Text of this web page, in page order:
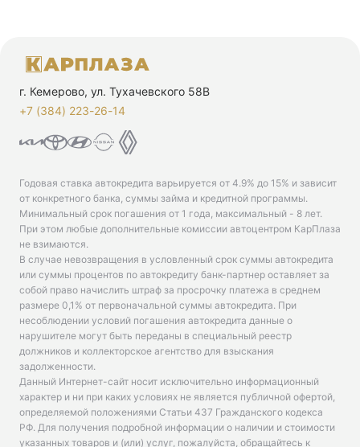
г. Кемерово, ул. Тухачевского 58В
+7 (384) 223-26-14‬
Годовая ставка автокредита варьируется от 4.9% до 15% и зависит
от конкретного банка, суммы займа и кредитной программы.
Минимальный срок погашения от 1 года, максимальный - 8 лет.
При этом любые дополнительные комиссии автоцентром КарПлаза
не взимаются.
В случае невозвращения в условленный срок суммы автокредита
или суммы процентов по автокредиту банк-партнер оставляет за
собой право начислить штраф за просрочку платежа в среднем
размере 0,1% от первоначальной суммы автокредита. При
несоблюдении условий погашения автокредита данные о
нарушителе могут быть переданы в специальный реестр
должников и коллекторское агентство для взыскания
задолженности.
Данный Интернет-сайт носит исключительно информационный
характер и ни при каких условиях не является публичной офертой,
определяемой положениями Статьи 437 Гражданского кодекса
РФ. Для получения подробной информации о наличии и стоимости
указанных товаров и (или) услуг, пожалуйста, обращайтесь к